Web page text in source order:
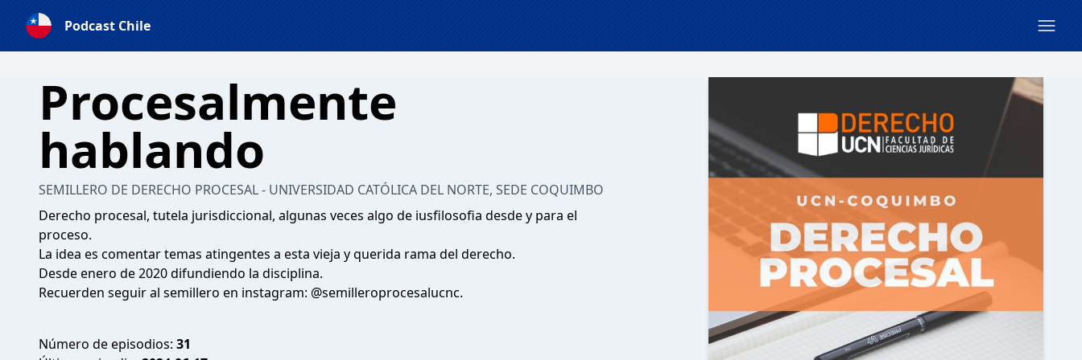
Podcast Chile
Procesalmente
hablando
SEMILLERO DE DERECHO PROCESAL - UNIVERSIDAD CATÓLICA DEL NORTE, SEDE COQUIMBO
Derecho procesal, tutela jurisdiccional, algunas veces algo de iusfilosofia desde y para el
proceso.
La idea es comentar temas atingentes a esta vieja y querida rama del derecho.
Desde enero de 2020 difundiendo la disciplina.
Recuerden seguir al semillero en instagram: @semilleroprocesalucnc.
Número de episodios: 31